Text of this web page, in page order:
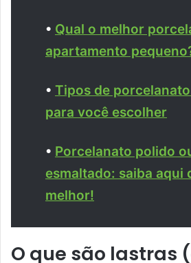
• Qual o melhor
apartamento
• Tipos de
para você escolher
• Porcelanato polido
esmaltado: saiba aqui
melhor!
O que são lastras